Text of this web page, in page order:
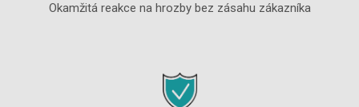
Okamžitá reakce na hrozby bez zásahu zákazníka